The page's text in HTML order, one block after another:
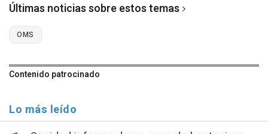
Últimas noticias sobre estos temas
OMS
Contenido patrocinado
Lo más leído